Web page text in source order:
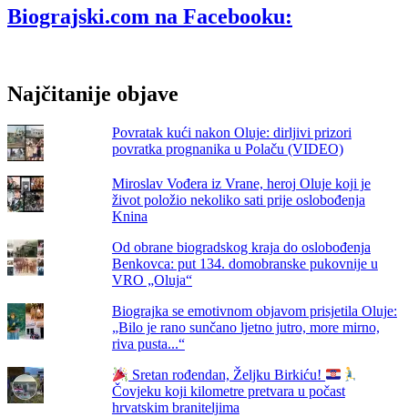
Biograjski.com na Facebooku:
Najčitanije objave
Povratak kući nakon Oluje: dirljivi prizori
povratka prognanika u Polaču (VIDEO)
Miroslav Vođera iz Vrane, heroj Oluje koji je
život položio nekoliko sati prije oslobođenja
Knina
Od obrane biogradskog kraja do oslobođenja
Benkovca: put 134. domobranske pukovnije u
VRO „Oluja“
Biograjka se emotivnom objavom prisjetila Oluje:
„Bilo je rano sunčano ljetno jutro, more mirno,
riva pusta...“
Sretan rođendan, Željku Birkiću!
Čovjeku koji kilometre pretvara u počast
hrvatskim braniteljima